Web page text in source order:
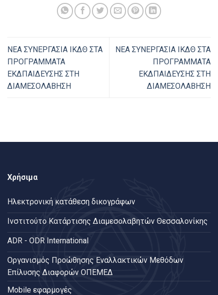
ΝΕΑ ΣΥΝΕΡΓΑΣΙΑ ΙΚΔΘ ΣΤΑ
ΠΡΟΓΡΑΜΜΑΤΑ
ΕΚΔΠΑΙΔΕΥΣΗΣ ΣΤΗ
ΔΙΑΜΕΣΟΛΑΒΗΣΗ
ΝΕΑ ΣΥΝΕΡΓΑΣΙΑ ΙΚΔΘ ΣΤΑ
ΠΡΟΓΡΑΜΜΑΤΑ
ΕΚΔΠΑΙΔΕΥΣΗΣ ΣΤΗ
ΔΙΑΜΕΣΟΛΑΒΗΣΗ
Χρήσιμα
Ηλεκτρονική κατάθεση δικογράφων
Ινστιτούτο Κατάρτισης Διαμεσολαβητών Θεσσαλονίκης
ADR - ODR International
Oργανισμός Προώθησης Εναλλακτικών Μεθόδων
Επίλυσης Διαφορών ΟΠΕΜΕΔ
Mobile εφαρμογές